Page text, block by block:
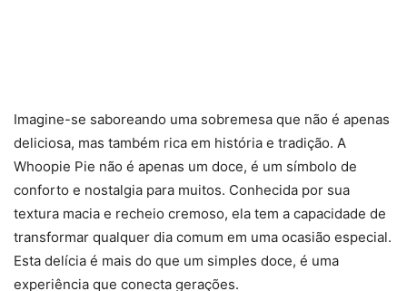
Imagine-se saboreando uma sobremesa que não é apenas
deliciosa, mas também rica em história e tradição. A
Whoopie Pie não é apenas um doce, é um símbolo de
conforto e nostalgia para muitos. Conhecida por sua
textura macia e recheio cremoso, ela tem a capacidade de
transformar qualquer dia comum em uma ocasião especial.
Esta delícia é mais do que um simples doce, é uma
experiência que conecta gerações.